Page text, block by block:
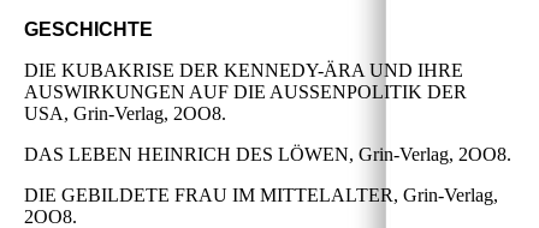
GESCHICHTE
DIE KUBAKRISE DER KENNEDY-ÄRA UND IHRE
AUSWIRKUNGEN AUF DIE AUSSENPOLITIK DER
USA, Grin-Verlag, 2OO8.
DAS LEBEN HEINRICH DES LÖWEN, Grin-Verlag, 2OO8.
DIE GEBILDETE FRAU IM MITTELALTER, Grin-Verlag,
2OO8.